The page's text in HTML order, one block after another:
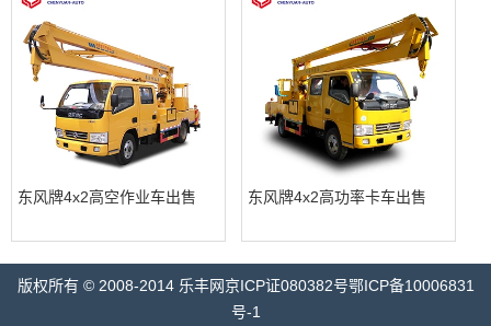
东风牌4x2高空作业车出售 东风牌4x2高功率卡车出售
版权所有 © 2008-2014 乐丰网京ICP证080382号鄂ICP备10006831
号-1